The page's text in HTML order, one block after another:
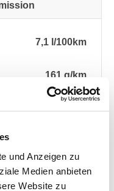
und Anzeigen zu
Medien anbieten
Website zu
7,1 l/100km
161 g/km
F
ABO76.227